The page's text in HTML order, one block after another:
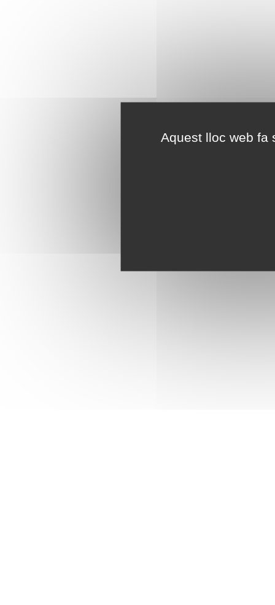
Aquest lloc web fa